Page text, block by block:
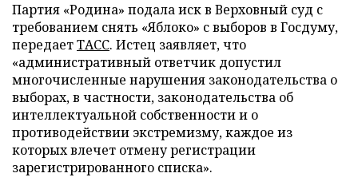
Партия «Родина» подала иск в Верховный суд с
требованием снять «Яблоко» с выборов в Госдуму,
передаетТАСС. Истец заявляет, что
«административный ответчик допустил
многочисленные нарушения законодательства о
выборах, в частности, законодательства об
интеллектуальной собственности и о
противодействии экстремизму, каждое из
которых влечет отмену регистрации
зарегистрированного списка».